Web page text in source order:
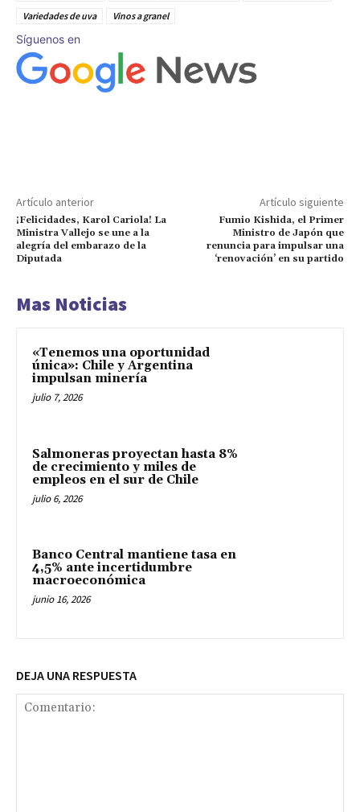
Variedades de uva
Vinos a granel
Síguenos en
Artículo anterior
¡Felicidades, Karol Cariola! La
Ministra Vallejo se une a la
alegría del embarazo de la
Diputada
Artículo siguiente
Fumio Kishida, el Primer
Ministro de Japón que
renuncia para impulsar una
‘renovación’ en su partido
Mas Noticias
«Tenemos una oportunidad
única»: Chile y Argentina
impulsan minería
julio 7, 2026
Salmoneras proyectan hasta 8%
de crecimiento y miles de
empleos en el sur de Chile
julio 6, 2026
Banco Central mantiene tasa en
4,5% ante incertidumbre
macroeconómica
junio 16, 2026
DEJA UNA RESPUESTA